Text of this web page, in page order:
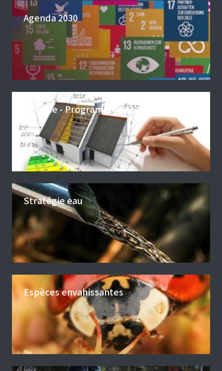
Agenda 2030
Energie - Programmes de promotion
Stratégie eau
Espèces envahissantes